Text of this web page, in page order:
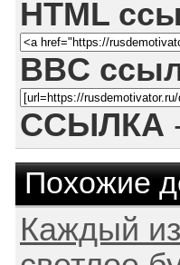
HTML
BBC
ССЫЛКА
Похожие
Каждый